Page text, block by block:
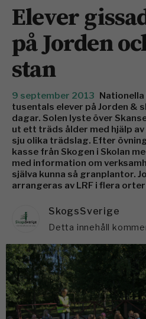
Elever
på Jorden
stan
9 september 2013
tusentals elever på Jorden &
dagar. Solen lyste över
ut ett träds ålder med hjälp
sju olika trädslag. Efter
kasse från Skogen i Skolan
med information om
själva kunna så granplantor.
arrangeras av LRF i flera
SkogsSverige
Detta innehåll